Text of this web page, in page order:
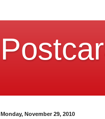
Monday, November 29, 2010